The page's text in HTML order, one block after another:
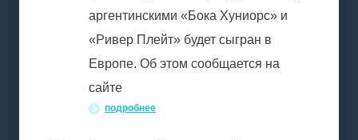
аргентинскими «Бока Хуниорс» и
«Ривер Плейт» будет сыгран в
Европе. Об этом сообщается на
сайте
подробнее